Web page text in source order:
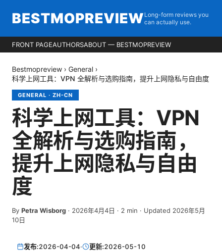
BESTMOPREVIEW Long-form reviews you
can actually use.
FRONT PAGEAUTHORSABOUT — BESTMOPREVIEW
Bestmopreview › General ›
科学上网工具：VPN 全解析与选购指南，提升上网隐私与自由度
GENERAL · ZH-CN
科学上网工具：VPN
全解析与选购指南，
提升上网隐私与自由
度
By Petra Wisborg · 2026年4月4日 · 2 min · Updated 2026年5月
10日
发布:2026-04-04· 更新:2026-05-10